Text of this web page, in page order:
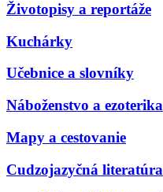
Životopisy a reportáže
Kuchárky
Učebnice a slovníky
Náboženstvo a ezoterika
Mapy a cestovanie
Cudzojazyčná literatúra